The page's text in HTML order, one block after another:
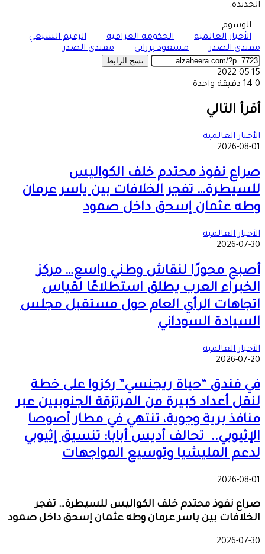
الجديدة.
الوسوم
الأخبار العالمية
الحكومة العراقية
الزعيم الشيعي
مقتدى الصدر
مسعود برزاني مقتدى الصدر
نسخ الرابط
2022-05-15
0
دقيقة واحدة
عبر
البريد
أقرأ التالي
الأخبار العالمية
2026-08-01
صراع نفوذ محتدم خلف الكواليس
للسيطرة… تفجر الخلافات بين ياسر عرمان
وطه عثمان إسحق داخل صمود
الأخبار العالمية
2026-07-30
أصبح محورًا لنقاش وطني واسع… مركز
الخبراء العرب يطلق استطلاعًا لقياس
اتجاهات الرأي العام حول مستقبل مجلس
السيادة السوداني
الأخبار العالمية
2026-07-20
في فندق “حياة ريجنسي” ركزوا على خطة
لنقل أعداد كبيرة من المرتزقة الجنوبيين عبر
منافذ برية وجوية، تنتهي في مطار أصوصا
الإثيوبي.. تحالف أديس أبابا: تنسيق إثيوبي
لدعم المليشيا وتوسيع المواجهات
2026-08-01
صراع نفوذ محتدم خلف الكواليس للسيطرة… تفجر
الخلافات بين ياسر عرمان وطه عثمان إسحق داخل صمود
2026-07-30